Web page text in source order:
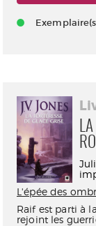
L'épée des
Raif est parti à
rejoint les